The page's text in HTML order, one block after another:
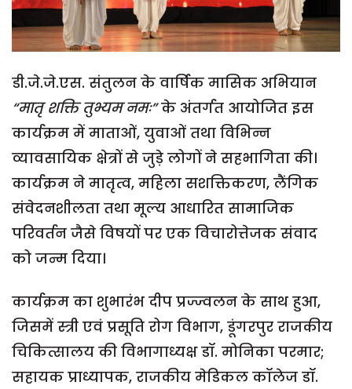
डी.जे.जे.एस. संतुलन के वार्षिक मासिक अभियान
“मातृ शक्ति तुभ्यम नमः”के अंतर्गत आयोजित इस
कार्यक्रम में माताओं, युवाओं तथा विभिन्न
व्यावसायिक क्षेत्रों से जुड़े लोगों ने सहभागिता की।
कार्यक्रम ने मातृत्व, महिला सशक्तिकरण, लैंगिक
संवेदनशीलता तथा मूल्य आधारित सामाजिक
परिवर्तन जैसे विषयों पर एक विचारोत्तेजक संवाद
को जन्म दिया।
कार्यक्रम का शुभारंभ दीप प्रज्ज्वलन के साथ हुआ,
जिसमें स्त्री एवं प्रसूति रोग विभाग, डूंगरपुर राजकीय
चिकित्सालय की विभागाध्यक्ष डॉ. मोनिका परमार;
सहायक प्राध्यापक, राजकीय मेडिकल कॉलेज डॉ.